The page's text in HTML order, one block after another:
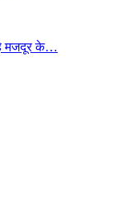
मजदूर के…